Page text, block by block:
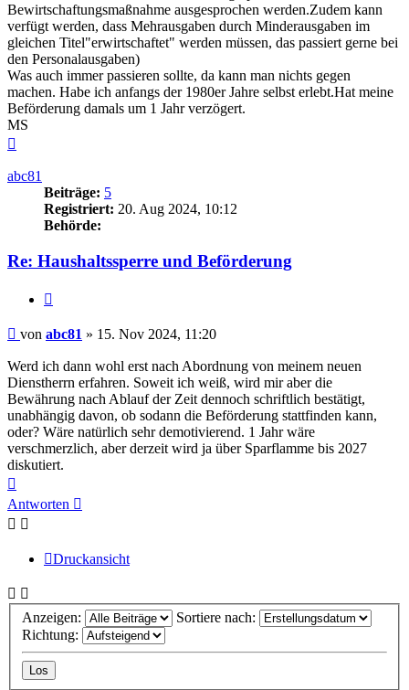
Bewirtschaftungsmaßnahme ausgesprochen werden.Zudem kann
verfügt werden, dass Mehrausgaben durch Minderausgaben im
gleichen Titel"erwirtschaftet" werden müssen, das passiert gerne bei
den Personalausgaben)
Was auch immer passieren sollte, da kann man nichts gegen
machen. Habe ich anfangs der 1980er Jahre selbst erlebt.Hat meine
Beförderung damals um 1 Jahr verzögert.
MS
abc81
Beiträge: 5
Registriert: 20. Aug 2024, 10:12
Behörde:
Re: Haushaltssperre und Beförderung
Beitrag
von abc81 » 15. Nov 2024, 11:20
Werd ich dann wohl erst nach Abordnung von meinem neuen
Dienstherrn erfahren. Soweit ich weiß, wird mir aber die
Bewährung nach Ablauf der Zeit dennoch schriftlich bestätigt,
unabhängig davon, ob sodann die Beförderung stattfinden kann,
oder? Wäre natürlich sehr demotivierend. 1 Jahr wäre
verschmerzlich, aber derzeit wird ja über Sparflamme bis 2027
diskutiert.
oben
Antworten
Druckansicht
Anzeigen:
Sortiere nach:
Richtung: